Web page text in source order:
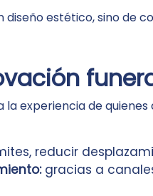
diseño estético, sino de
la experiencia de
reducir
gracias a